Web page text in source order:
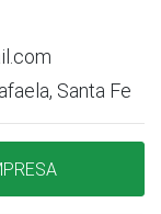
Santa Fe